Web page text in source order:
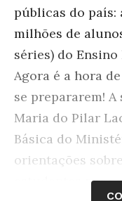
públicas do país:
milhões de
séries) do
Agora é a hora
se prepararem!
Maria do Pilar
Básica do
orientações
estudantes para